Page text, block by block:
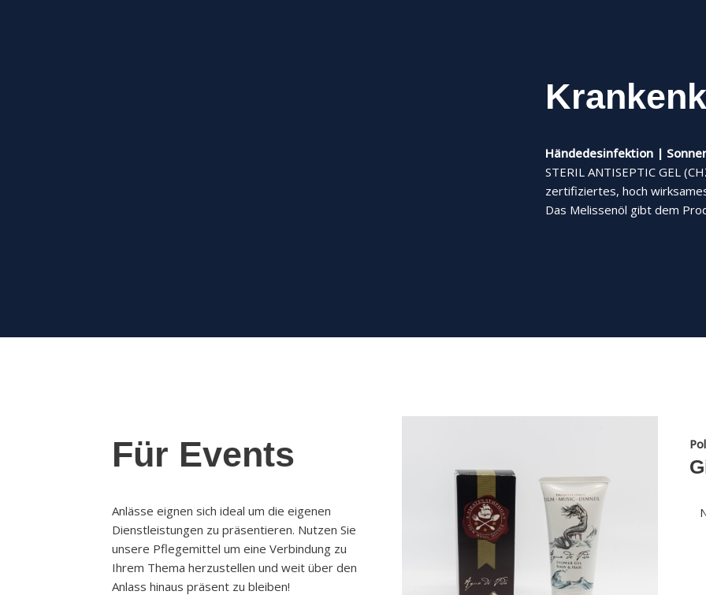
Händedesinfektion |
STERIL ANTISEPTIC GEL
zertifiziertes, hoch
Das Melissenöl gibt dem
Für Events
Anlässe eignen sich ideal um die eigenen
Dienstleistungen zu präsentieren. Nutzen Sie
unsere Pflegemittel um eine Verbindung zu
Ihrem Thema herzustellen und weit über den
Anlass hinaus präsent zu bleiben!